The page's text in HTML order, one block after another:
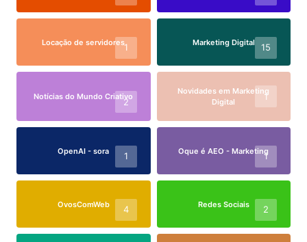
Locação de servidores1 Marketing Digital 15
Notícias do Mundo Criativo
2
Novidades em Marketing
Digital
1
OpenAI - sora 1 Oque é AEO - Marketing
1
OvosComWeb 4 Redes Sociais 2